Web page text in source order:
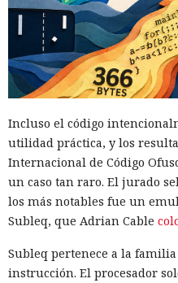
Incluso el código
utilidad práctica, y los
Internacional de Código
un caso tan raro. El jurado
los más notables fue un
Subleq, que Adrian Cable
Subleq pertenece a la
instrucción. El procesador